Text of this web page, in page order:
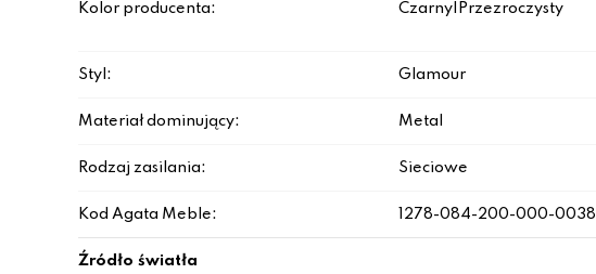
Kolor producenta: Czarny|Przezroczysty
Styl: Glamour
Materiał dominujący: Metal
Rodzaj zasilania: Sieciowe
Kod Agata Meble: 1278-084-200-000-0038
Źródło światła